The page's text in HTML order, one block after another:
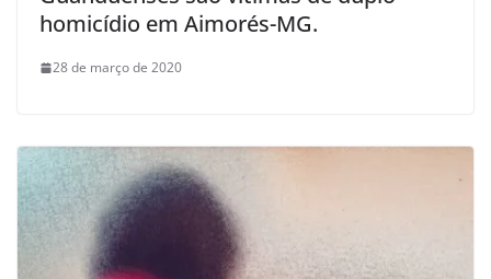
homicídio em Aimorés-MG.
28 de março de 2020